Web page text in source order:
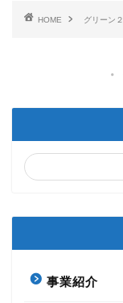
HOME グリーン２
事業紹介